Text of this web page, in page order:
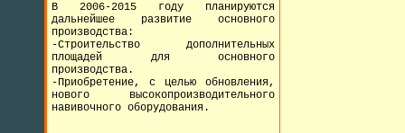
В 2006-2015 году планируются
дальнейшее развитие основного
производства:
-Строительство дополнительных
площадей для основного
производства.
-Приобретение, с целью обновления,
нового высокопроизводительного
навивочного оборудования.